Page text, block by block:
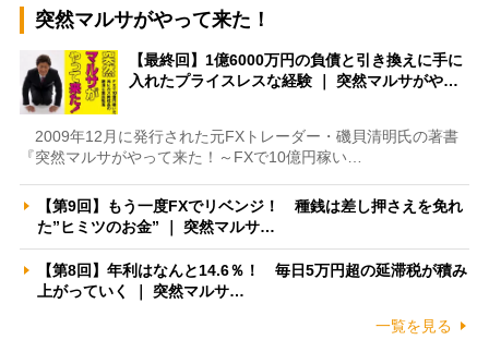
突然マルサがやって来た！
【最終回】1億6000万円の負債と引き換えに手に
入れたプライスレスな経験 ｜ 突然マルサがや…
2009年12月に発行された元FXトレーダー・磯貝清明氏の著書
『突然マルサがやって来た！～FXで10億円稼い…
【第9回】もう一度FXでリベンジ！ 種銭は差し押さえを免れ
た”ヒミツのお金” ｜ 突然マルサ…
【第8回】年利はなんと14.6％！ 毎日5万円超の延滞税が積み
上がっていく ｜ 突然マルサ…
一覧を見る